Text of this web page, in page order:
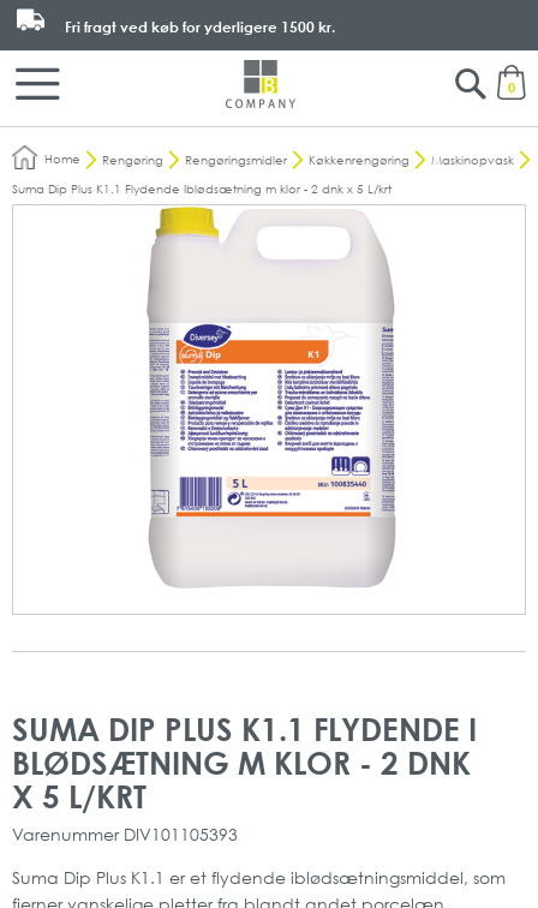
0
Fri fragt ved køb for yderligere 1500 kr.
Search
Home Rengøring Rengøringsmidler Køkkenrengøring
Maskinopvask
Suma Dip Plus K1.1 Flydende Iblødsætning m klor - 2 dnk x 5 L/krt
SUMA DIP PLUS K1.1 FLYDENDE I
BLØDSÆTNING M KLOR - 2 DNK
X 5 L/KRT
Varenummer DIV101105393
Suma Dip Plus K1.1 er et flydende iblødsætningsmiddel, som
fjerner vanskelige pletter fra blandt andet porcelæn.
slutningen
af
billedgalleriet
starten
af
billedgalleriet